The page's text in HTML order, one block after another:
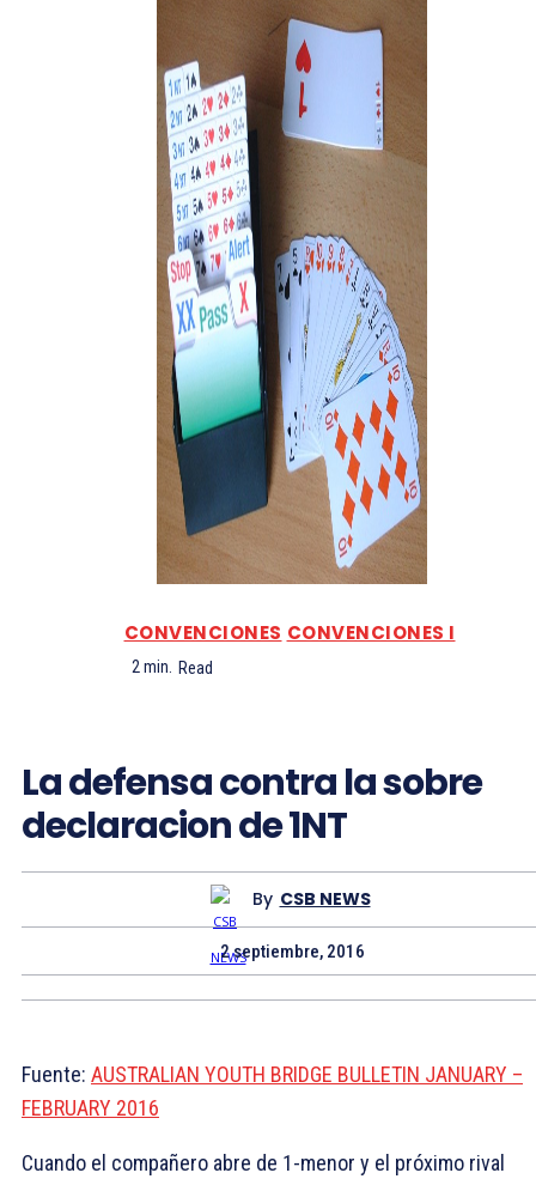
CONVENCIONES CONVENCIONES I
2min. Read
La defensa contra la sobre
declaracion de 1NT
By CSB NEWS
2 septiembre, 2016
Fuente: AUSTRALIAN YOUTH BRIDGE BULLETIN JANUARY –
FEBRUARY 2016
Cuando el compañero abre de 1-menor y el próximo rival